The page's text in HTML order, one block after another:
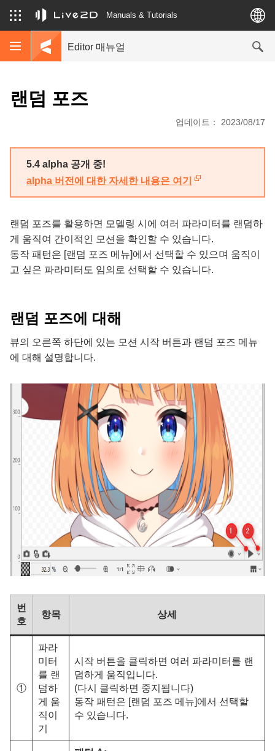
Manuals & Tutorials
Editor 매뉴얼
랜덤 포즈
업데이트： 2023/08/17
5.4 alpha 공개 중!
alpha 버전에 대한 자세한 내용은 여기
랜덤 포즈를 활용하면 모델링 시에 여러 파라미터를 랜덤하
게 움직여 간이적인 모션을 확인할 수 있습니다.
동작 패턴은 [랜덤 포즈 메뉴]에서 선택할 수 있으며 움직이
고 싶은 파라미터도 임의로 선택할 수 있습니다.
랜덤 포즈에 대해
뷰의 오른쪽 하단에 있는 모션 시작 버튼과 랜덤 포즈 메뉴
에 대해 설명합니다.
번
호
항목 상세
①
파라
미터
를 랜
덤하
게 움
직이
기
시작 버튼을 클릭하면 여러 파라미터를 랜
덤하게 움직입니다.
(다시 클릭하면 중지됩니다)
동작 패턴은 [랜덤 포즈 메뉴]에서 선택할
수 있습니다.